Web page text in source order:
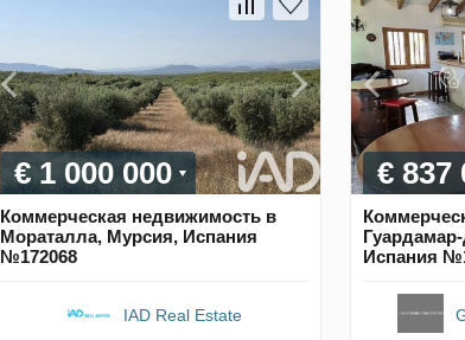
€ 1 000 000
Коммерческая недвижимость в
Мораталла, Мурсия, Испания
№172068
IAD Real Estate
€ 837
Испания